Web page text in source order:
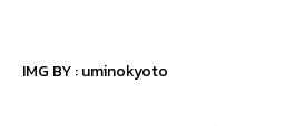
IMG BY :uminokyoto